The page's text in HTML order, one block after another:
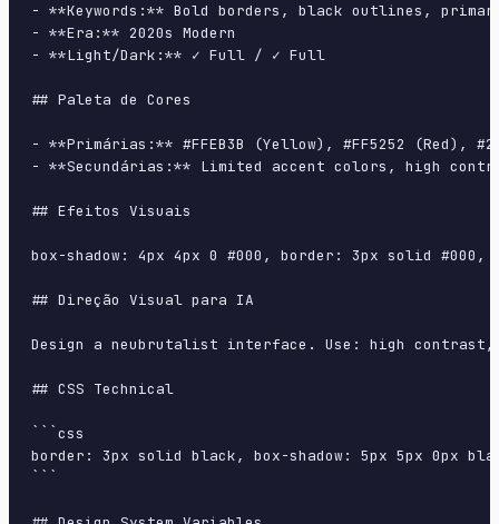
- **Keywords:** Bold borders, black outlines,
- **Era:** 2020s Modern
- **Light/Dark:** ✓ Full / ✓ Full
## Paleta de Cores
- **Primárias:** #FFEB3B (Yellow), #FF5252 (Red),
- **Secundárias:** Limited accent colors, high
## Efeitos Visuais
box-shadow: 4px 4px 0 #000, border: 3px solid
## Direção Visual para IA
Design a neubrutalist interface. Use: high
## CSS Technical
```css
border: 3px solid black, box-shadow: 5px 5px 0px
```